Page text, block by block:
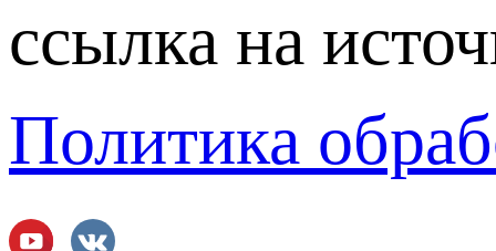
ссылка на
Политика